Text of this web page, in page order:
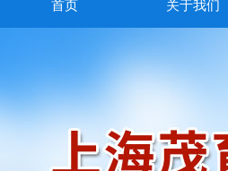
首页 关于我们